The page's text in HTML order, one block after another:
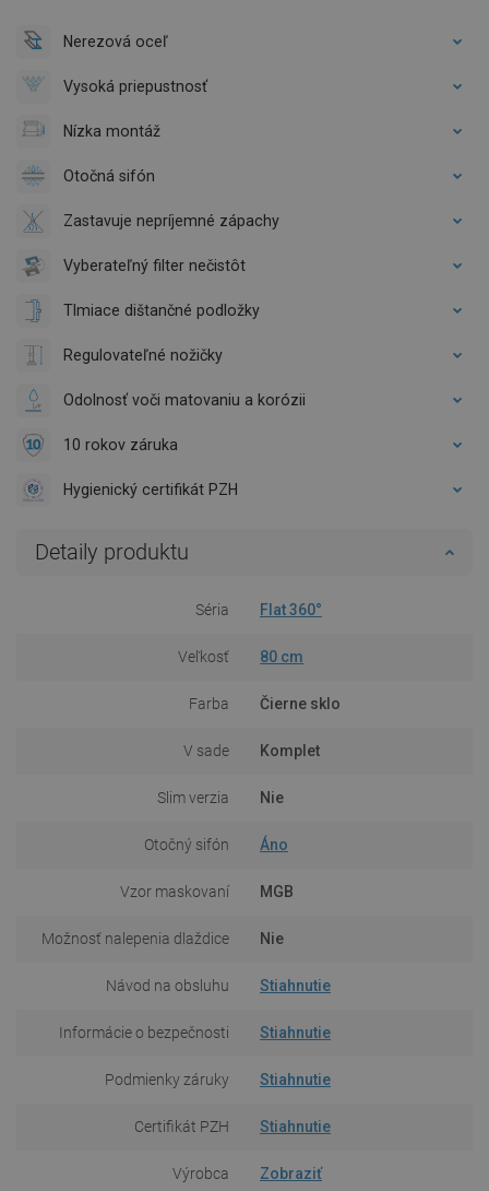
Nerezová oceľ
Vysoká priepustnosť
Nízka montáž
Otočná sifón
Zastavuje nepríjemné zápachy
Vyberateľný filter nečistôt
Tlmiace dištančné podložky
Regulovateľné nožičky
Odolnosť voči matovaniu a korózii
10 rokov záruka
Hygienický certifikát PZH
Detaily produktu
Séria Flat 360°
Veľkosť 80 cm
Farba Čierne sklo
V sade Komplet
Slim verzia Nie
Otočný sifón Áno
Vzor maskovaní MGB
Možnosť nalepenia dlaždice Nie
Návod na obsluhu Stiahnutie
Informácie o bezpečnosti Stiahnutie
Podmienky záruky Stiahnutie
Certifikát PZH Stiahnutie
Výrobca Zobraziť